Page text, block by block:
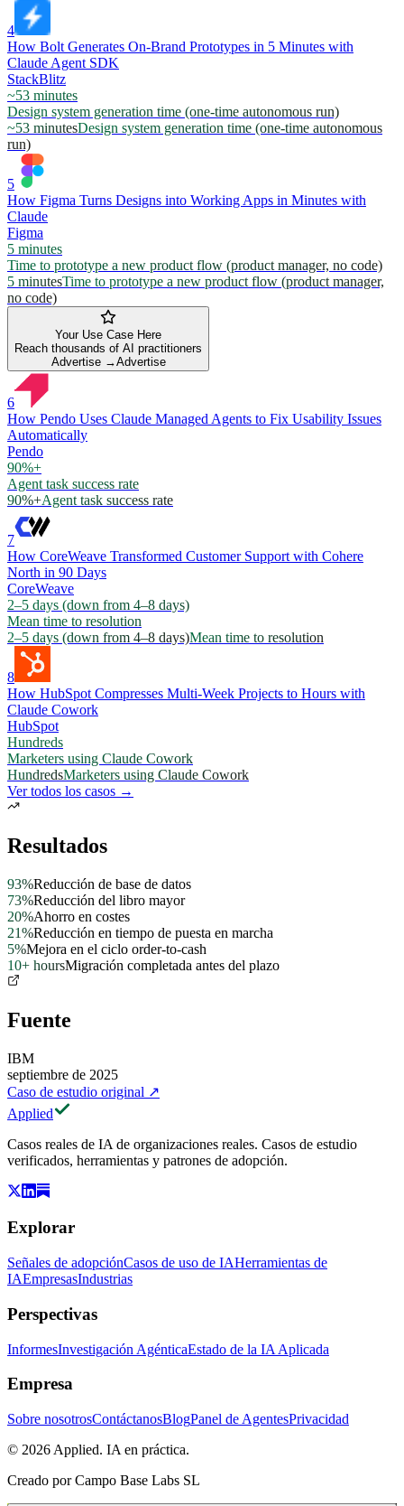
4
How Bolt Generates On-Brand Prototypes in 5 Minutes with
Claude Agent SDK
StackBlitz
~53 minutes
Design system generation time (one-time autonomous run)
~53 minutesDesign system generation time (one-time autonomous
run)
5
How Figma Turns Designs into Working Apps in Minutes with
Claude
Figma
5 minutes
Time to prototype a new product flow (product manager, no code)
5 minutesTime to prototype a new product flow (product manager,
no code)
Your Use Case Here
Reach thousands of AI practitioners
Advertise →Advertise
6
How Pendo Uses Claude Managed Agents to Fix Usability Issues
Automatically
Pendo
90%+
Agent task success rate
90%+Agent task success rate
7
How CoreWeave Transformed Customer Support with Cohere
North in 90 Days
CoreWeave
2–5 days (down from 4–8 days)
Mean time to resolution
2–5 days (down from 4–8 days)Mean time to resolution
8
How HubSpot Compresses Multi-Week Projects to Hours with
Claude Cowork
HubSpot
Hundreds
Marketers using Claude Cowork
HundredsMarketers using Claude Cowork
Ver todos los casos →
Resultados
93%Reducción de base de datos
73%Reducción del libro mayor
20%Ahorro en costes
21%Reducción en tiempo de puesta en marcha
5%Mejora en el ciclo order-to-cash
10+ hoursMigración completada antes del plazo
Fuente
IBM
septiembre de 2025
Caso de estudio original ↗
Applied
Casos reales de IA de organizaciones reales. Casos de estudio
verificados, herramientas y patrones de adopción.
Explorar
Señales de adopciónCasos de uso de IAHerramientas de
IAEmpresasIndustrias
Perspectivas
InformesInvestigación AgénticaEstado de la IA Aplicada
Empresa
Sobre nosotrosContáctanosBlogPanel de AgentesPrivacidad
© 2026 Applied. IA en práctica.
Creado por Campo Base Labs SL